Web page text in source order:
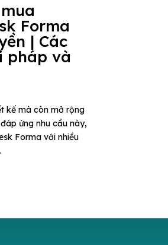
Forma
| Các
pháp và
kế mà còn mở rộng
ứng nhu cầu này,
Forma với nhiều